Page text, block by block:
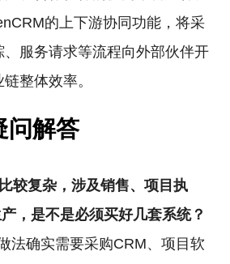
的上下游协同功能，将采
、服务请求等流程向外部伙伴开
整体效率。
问解答
较复杂，涉及销售、项目执
，是不是必须买好几套系统？
法确实需要采购CRM、项目软